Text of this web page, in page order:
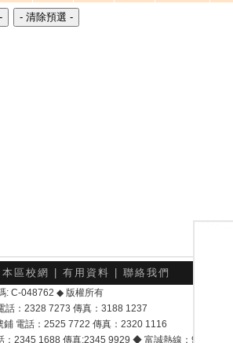
本區校網 有用資料 聯絡我們
: C-048762 ◆ 版權所有
話：2328 7273 傳真：3188 1237
電話：2525 7722 傳真：2320 1116
2345 1688 傳真:2345 9929 ◆ 富誠熱線：9337 9028